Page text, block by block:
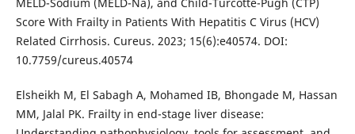
Score With Frailty in Patients With Hepatitis C Virus (HCV)
Related Cirrhosis. Cureus. 2023; 15(6):e40574. DOI:
10.7759/cureus.40574
Elsheikh M, El Sabagh A, Mohamed IB, Bhongade M, Hassan
MM, Jalal PK. Frailty in end-stage liver disease: